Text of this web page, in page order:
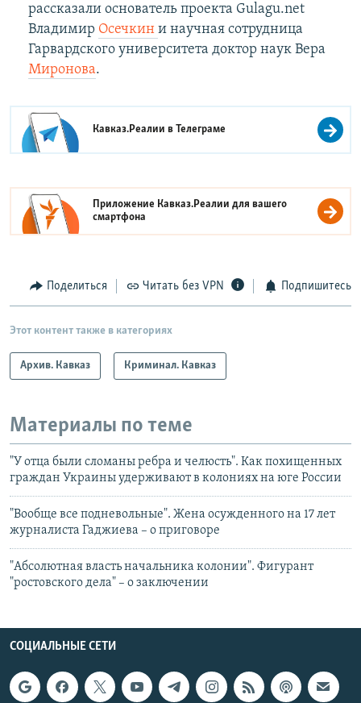
рассказали основатель проекта Gulagu.net
Владимир Осечкин и научная сотрудница
Гарвардского университета доктор наук Вера
Миронова.
Кавказ.Реалии вТелеграме
Приложение Кавказ.Реалии для вашего
смартфона
Поделиться Читать без VPN Подпишитесь
Этот контент также в категориях
Архив. Кавказ Криминал. Кавказ
Материалы по теме
"У отца были сломаны ребра и челюсть". Как похищенных
граждан Украины удерживают в колониях на юге России
"Вообще все подневольные". Жена осужденного на 17 лет
журналиста Гаджиева – о приговоре
"Абсолютная власть начальника колонии". Фигурант
"ростовского дела" – о заключении
СОЦИАЛЬНЫЕ СЕТИ